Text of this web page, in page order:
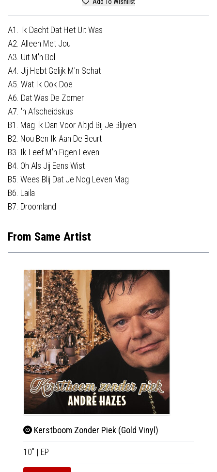
A1. Ik Dacht Dat Het Uit Was
A2. Alleen Met Jou
A3. Uit M'n Bol
A4. Jij Hebt Gelijk M'n Schat
A5. Wat Ik Ook Doe
A6. Dat Was De Zomer
A7. 'n Afscheidskus
B1. Mag Ik Dan Voor Altijd Bij Je Blijven
B2. Nou Ben Ik Aan De Beurt
B3. Ik Leef M'n Eigen Leven
B4. Oh Als Jij Eens Wist
B5. Wees Blij Dat Je Nog Leven Mag
B6. Laila
B7. Droomland
From Same Artist
Kerstboom Zonder Piek (Gold Vinyl)
10" | EP